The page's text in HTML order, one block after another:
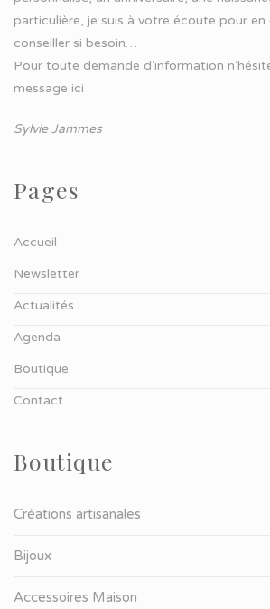
particulière, je suis à votre écoute pour
conseiller si besoin…
Pour toute demande d’information
message ici
Sylvie Jammes
Pages
Accueil
Newsletter
Actualités
Agenda
Boutique
Contact
Boutique
Créations artisanales
Bijoux
Accessoires Maison